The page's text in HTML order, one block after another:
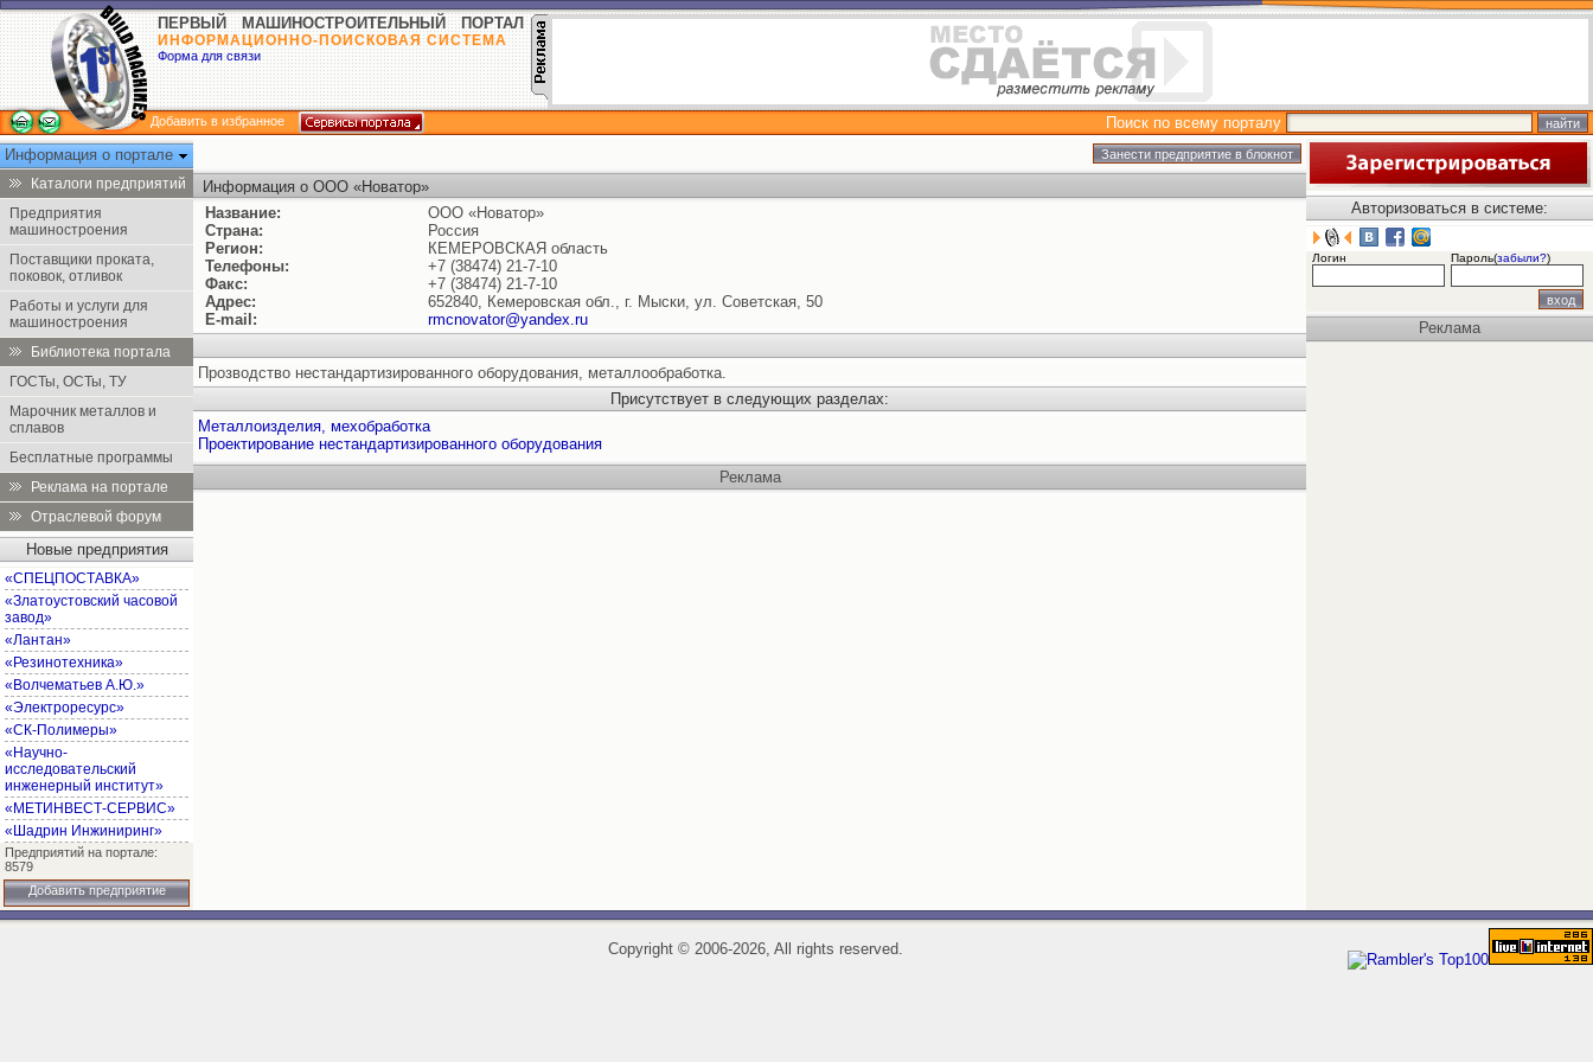
ПЕРВЫЙ МАШИНОСТРОИТЕЛЬНЫЙ ПОРТАЛ
ИНФОРМАЦИОННО-ПОИСКОВАЯ СИСТЕМА
Форма для связи
Добавить в избранное
Поиск по всему порталу
Информация о портале
Каталоги предприятий
Предприятия
машиностроения
Поставщики проката,
поковок, отливок
Работы и услуги для
машиностроения
Библиотека портала
ГОСТы, ОСТы, ТУ
Марочник металлов и
сплавов
Бесплатные программы
Реклама на портале
Отраслевой форум
Новые предприятия
«СПЕЦПОСТАВКА»
«Златоустовский часовой
завод»
«Лантан»
«Резинотехника»
«Волчематьев А.Ю.»
«Электроресурс»
«СК-Полимеры»
«Научно-
исследовательский
инженерный институт»
«МЕТИНВЕСТ-СЕРВИС»
«Шадрин Инжиниринг»
Предприятий на портале:
8579
Добавить предприятие
Информация о ООО «Новатор»
Название:
ООО «Новатор»
Страна:
Россия
Регион:
КЕМЕРОВСКАЯ область
Телефоны:
+7 (38474) 21-7-10
Факс:
+7 (38474) 21-7-10
Адрес:
652840, Кемеровская обл., г. Мыски, ул. Советская, 50
E-mail:
rmcnovator@yandex.ru
Прозводство нестандартизированного оборудования, металлообработка.
Присутствует в следующих разделах:
Металлоизделия, мехобработка
Проектирование нестандартизированного оборудования
Реклама
Авторизоваться в системе:
Логин Пароль(забыли?)
Реклама
Copyright ©2006-2026, All rights reserved.